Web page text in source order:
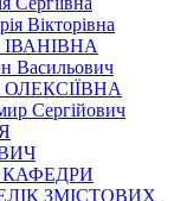
Вікторівна
Васильович
Сергійович
КАФЕДРИ
ЗМІСТОВИХ